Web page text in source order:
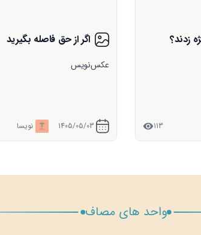
156
داستان علی اصغر فرق دارد
یک دقیقه کتاب
1405/05/03 نویسا
واحد های مصاف